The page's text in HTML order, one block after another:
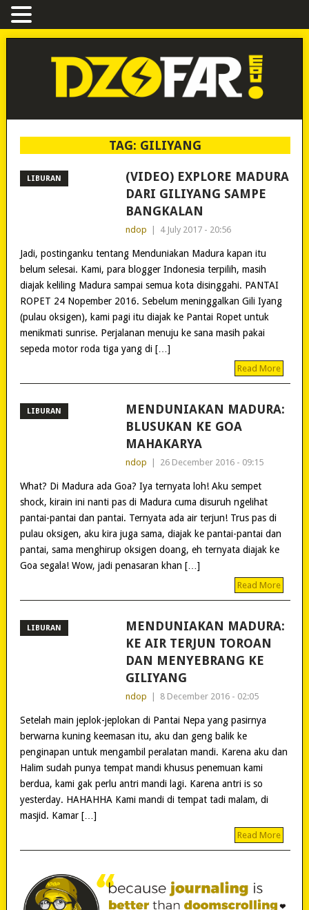
TAG: GILIYANG
LIBURAN
(VIDEO) EXPLORE MADURA
DARI GILIYANG SAMPE
BANGKALAN
ndop 4 July 2017 - 20:56
Jadi, postinganku tentang Menduniakan Madura kapan itu
belum selesai. Kami, para blogger Indonesia terpilih, masih
diajak keliling Madura sampai semua kota disinggahi. PANTAI
ROPET 24 Nopember 2016. Sebelum meninggalkan Gili Iyang
(pulau oksigen), kami pagi itu diajak ke Pantai Ropet untuk
menikmati sunrise. Perjalanan menuju ke sana masih pakai
sepeda motor roda tiga yang di […]
Read More
LIBURAN
MENDUNIAKAN MADURA:
BLUSUKAN KE GOA
MAHAKARYA
ndop 26 December 2016 - 09:15
What? Di Madura ada Goa? Iya ternyata loh! Aku sempet
shock, kirain ini nanti pas di Madura cuma disuruh ngelihat
pantai-pantai dan pantai. Ternyata ada air terjun! Trus pas di
pulau oksigen, aku kira juga sama, diajak ke pantai-pantai dan
pantai, sama menghirup oksigen doang, eh ternyata diajak ke
Goa segala! Wow, jadi penasaran khan […]
Read More
LIBURAN
MENDUNIAKAN MADURA:
KE AIR TERJUN TOROAN
DAN MENYEBRANG KE
GILIYANG
ndop 8 December 2016 - 02:05
Setelah main jeplok-jeplokan di Pantai Nepa yang pasirnya
berwarna kuning keemasan itu, aku dan geng balik ke
penginapan untuk mengambil peralatan mandi. Karena aku dan
Halim sudah punya tempat mandi khusus penemuan kami
berdua, kami gak perlu antri mandi lagi. Karena antri is so
yesterday. HAHAHHA Kami mandi di tempat tadi malam, di
masjid. Kamar […]
Read More